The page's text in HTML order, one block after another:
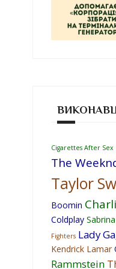
Cigarettes After Sex
The
Taylor
Boomin
Coldplay
Fighters Lady
Kendrick Lamar
Rammstein